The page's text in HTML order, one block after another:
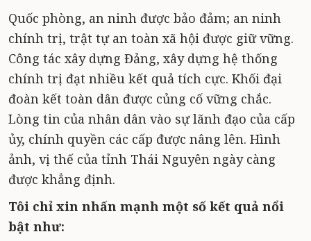
Quốc phòng, an ninh được bảo đảm; an ninh
chính trị, trật tự an toàn xã hội được giữ vững.
Công tác xây dựng Đảng, xây dựng hệ thống
chính trị đạt nhiều kết quả tích cực. Khối đại
đoàn kết toàn dân được củng cố vững chắc.
Lòng tin của nhân dân vào sự lãnh đạo của cấp
ủy, chính quyền các cấp được nâng lên. Hình
ảnh, vị thế của tỉnh Thái Nguyên ngày càng
được khẳng định.
Tôi chỉ xin nhấn mạnh một số kết quả nổi
bật như: